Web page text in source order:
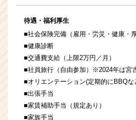
待遇・福利厚生
■社会保険完備（雇用・労災・健康・
■健康診断
■交通費支給（上限2万円／月）
■社員旅行（自由参加）※2024年は宮
■オリエンテーション(定期的にBBQ
■出張手当
■家賃補助手当（規定あり）
■家族手当